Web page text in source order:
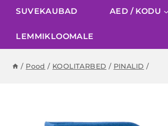
SUVEKAUBAD AED / KODU
LEMMIKLOOMALE
/ Pood / KOOLITARBED / PINALID /